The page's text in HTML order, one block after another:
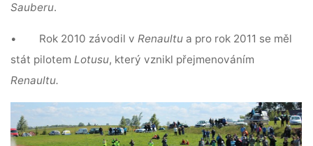
Sauberu.
• Rok 2010 závodil vRenaultu a pro rok 2011 se měl
stát pilotemLotusu, který vznikl přejmenováním
Renaultu.